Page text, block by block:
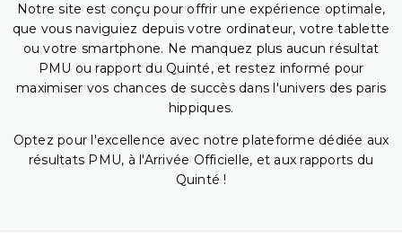
Notre site est conçu pour offrir une expérience optimale,
que vous naviguiez depuis votre ordinateur, votre tablette
ou votre smartphone. Ne manquez plus aucun résultat
PMU ou rapport du Quinté, et restez informé pour
maximiser vos chances de succès dans l'univers des paris
hippiques.
Optez pour l'excellence avec notre plateforme dédiée aux
résultats PMU, à l'Arrivée Officielle, et aux rapports du
Quinté !